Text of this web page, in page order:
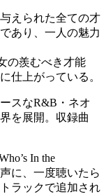
えられた全ての才
あり、一人の魅力
の羨むべき才能
仕上がっている。
スなR&B・ネオ
を展開。収録曲
In the
に、一度聴いたら
ラックで追加され